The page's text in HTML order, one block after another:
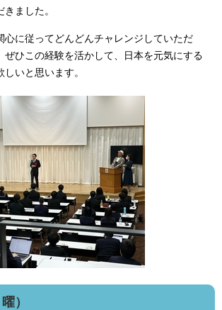
ました。
心に従ってどんどんチャレンジしていただ
ぜひこの経験を活かして、日本を元気にする
いと思います。
）